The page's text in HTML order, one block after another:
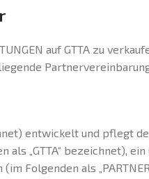
auf GTTA zu
entwickelt und pflegt
„GTTA“ bezeichnet),
Folgenden als